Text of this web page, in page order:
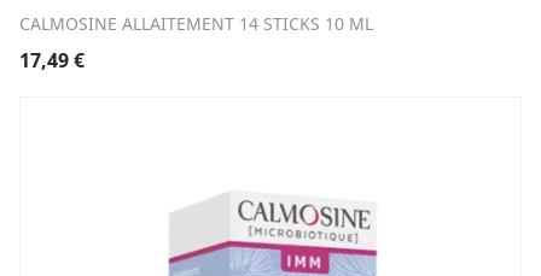
CALMOSINE ALLAITEMENT 14 STICKS 10 ML
17,49€